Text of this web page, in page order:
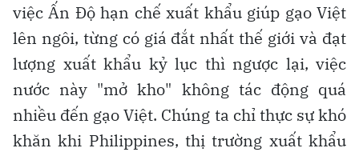
việc Ấn Độ hạn chế xuất khẩu giúp gạo Việt
lên ngôi, từng có giá đắt nhất thế giới và đạt
lượng xuất khẩu kỷ lục thì ngược lại, việc
nước này "mở kho" không tác động quá
nhiều đến gạo Việt. Chúng ta chỉ thực sự khó
khăn khi Philippines, thị trường xuất khẩu